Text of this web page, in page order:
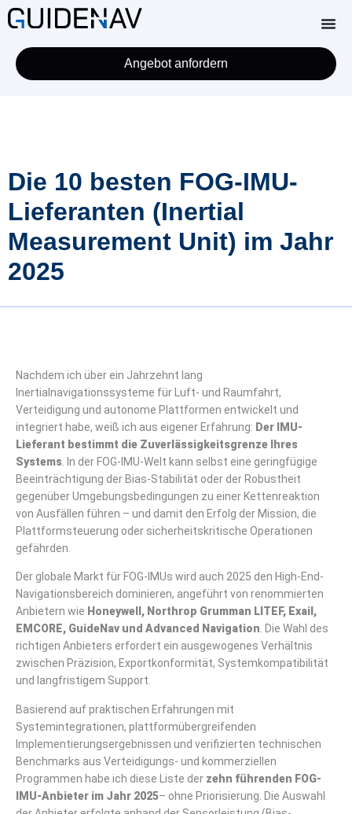
Angebot anfordern
Die 10 besten FOG-IMU-
Lieferanten (Inertial
Measurement Unit) im Jahr
2025
Nachdem ich über ein Jahrzehnt lang
Inertialnavigationssysteme für Luft- und Raumfahrt,
Verteidigung und autonome Plattformen entwickelt und
integriert habe, weiß ich aus eigener Erfahrung: Der IMU-
Lieferant bestimmt die Zuverlässigkeitsgrenze Ihres
Systems . In der FOG-IMU-Welt kann selbst eine geringfügige
Beeinträchtigung der Bias-Stabilität oder der Robustheit
gegenüber Umgebungsbedingungen zu einer Kettenreaktion
von Ausfällen führen – und damit den Erfolg der Mission, die
Plattformsteuerung oder sicherheitskritische Operationen
gefährden.
Der globale Markt für FOG-IMUs wird auch 2025 den High-End-
Navigationsbereich dominieren, angeführt von renommierten
Anbietern wie Honeywell, Northrop Grumman LITEF, Exail,
EMCORE, GuideNav und Advanced Navigation. Die Wahl des
richtigen Anbieters erfordert ein ausgewogenes Verhältnis
zwischen Präzision, Exportkonformität, Systemkompatibilität
und langfristigem Support.
Basierend auf praktischen Erfahrungen mit
Systemintegrationen, plattformübergreifenden
Implementierungsergebnissen und verifizierten technischen
Benchmarks aus Verteidigungs- und kommerziellen
Programmen habe ich diese Liste der zehn führenden FOG-
IMU-Anbieter im Jahr 2025– ohne Priorisierung. Die Auswahl